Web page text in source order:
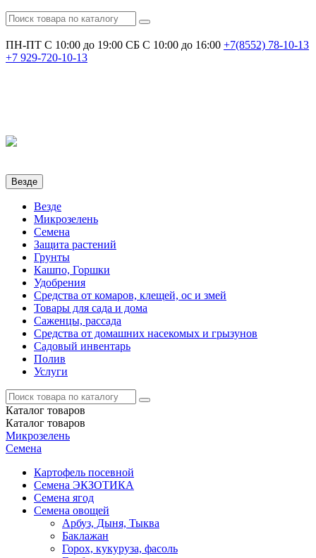
ПН-ПТ С 10:00 до 19:00 СБ С 10:00 до 16:00 +7(8552) 78-10-13
+7 929-720-10-13
Везде
Везде
Микрозелень
Семена
Защита растений
Грунты
Кашпо, Горшки
Удобрения
Средства от комаров, клещей, ос и змей
Товары для сада и дома
Саженцы, рассада
Средства от домашних насекомых и грызунов
Садовый инвентарь
Полив
Услуги
Каталог товаров
Каталог товаров
Микрозелень
Семена
Картофель посевной
Семена ЭКЗОТИКА
Семена ягод
Семена овощей
Арбуз, Дыня, Тыква
Баклажан
Горох, кукуруза, фасоль